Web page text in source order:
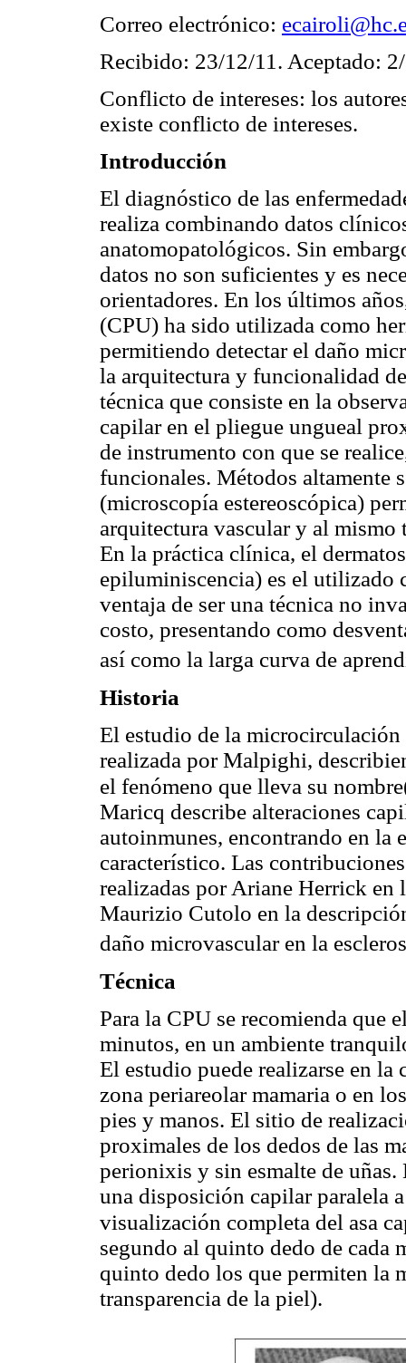
Correo electrónico:
Recibido: 23/12/11. Aceptado:
Conflicto de intereses: los
existe conflicto de intereses.
Introducción
El diagnóstico de las
realiza combinando datos
anatomopatológicos. Sin
datos no son suficientes y es
orientadores. En los últimos
(CPU) ha sido utilizada como
permitiendo detectar el daño
la arquitectura y funcionalidad
técnica que consiste en la
capilar en el pliegue ungueal
de instrumento con que se
funcionales. Métodos altamente
(microscopía estereoscópica)
arquitectura vascular y al
En la práctica clínica, el
epiluminiscencia) es el utilizado
ventaja de ser una técnica no
costo, presentando como
así como la larga curva de
Historia
El estudio de la
realizada por Malpighi,
el fenómeno que lleva su nombre
Maricq describe alteraciones
autoinmunes, encontrando en la
característico. Las
realizadas por Ariane Herrick en
Maurizio Cutolo en la
daño microvascular en la
Técnica
Para la CPU se recomienda que
minutos, en un ambiente
El estudio puede realizarse en
zona periareolar mamaria o en
pies y manos. El sitio de
proximales de los dedos de las
perionixis y sin esmalte de uñas.
una disposición capilar paralela
visualización completa del asa
segundo al quinto dedo de cada
quinto dedo los que permiten la
transparencia de la piel).